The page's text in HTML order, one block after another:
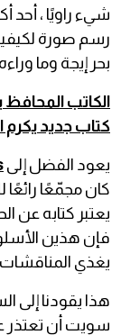
شيء راويًا ، أحد
رسم صورة
بحر إيجة وما
الكاتب المحافظ
كتاب جديد يكرم
يعود الفضل إلى
كان مجمّعًا رائعًا
يعتبر كتابه عن
فإن هذين
يغذي المناقشات
هذا يقودنا إلى
سويت أن تعتذر